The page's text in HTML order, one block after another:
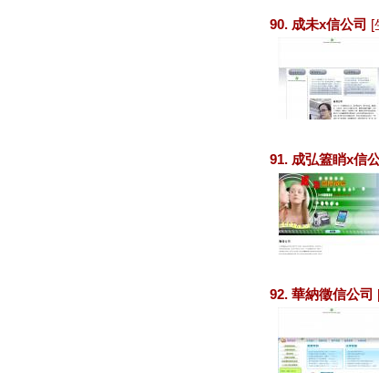
90. 成未x信公司 [
91. 成弘篕睄x信
92. 華納徵信公司